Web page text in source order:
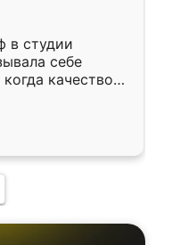
в студии
себе
качеством
уже почти